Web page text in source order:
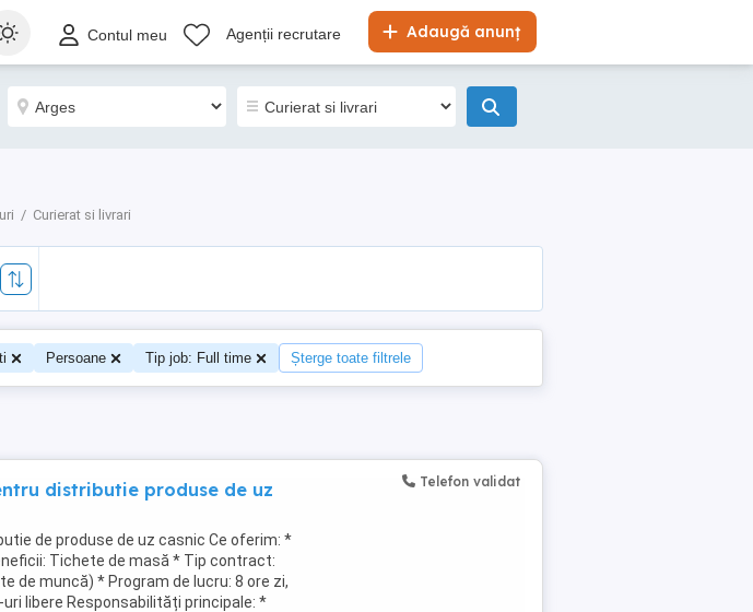
Adaugă anunț
Contul meu Agenții recrutare
Curierat si livrari
Persoane Tip job: Full time Șterge toate filtrele
distributie produse de uz
de produse de uz casnic Ce oferim: *
Tichete de masă * Tip contract:
de muncă) * Program de lucru: 8 ore zi,
uri libere Responsabilități principale: *
Telefon validat